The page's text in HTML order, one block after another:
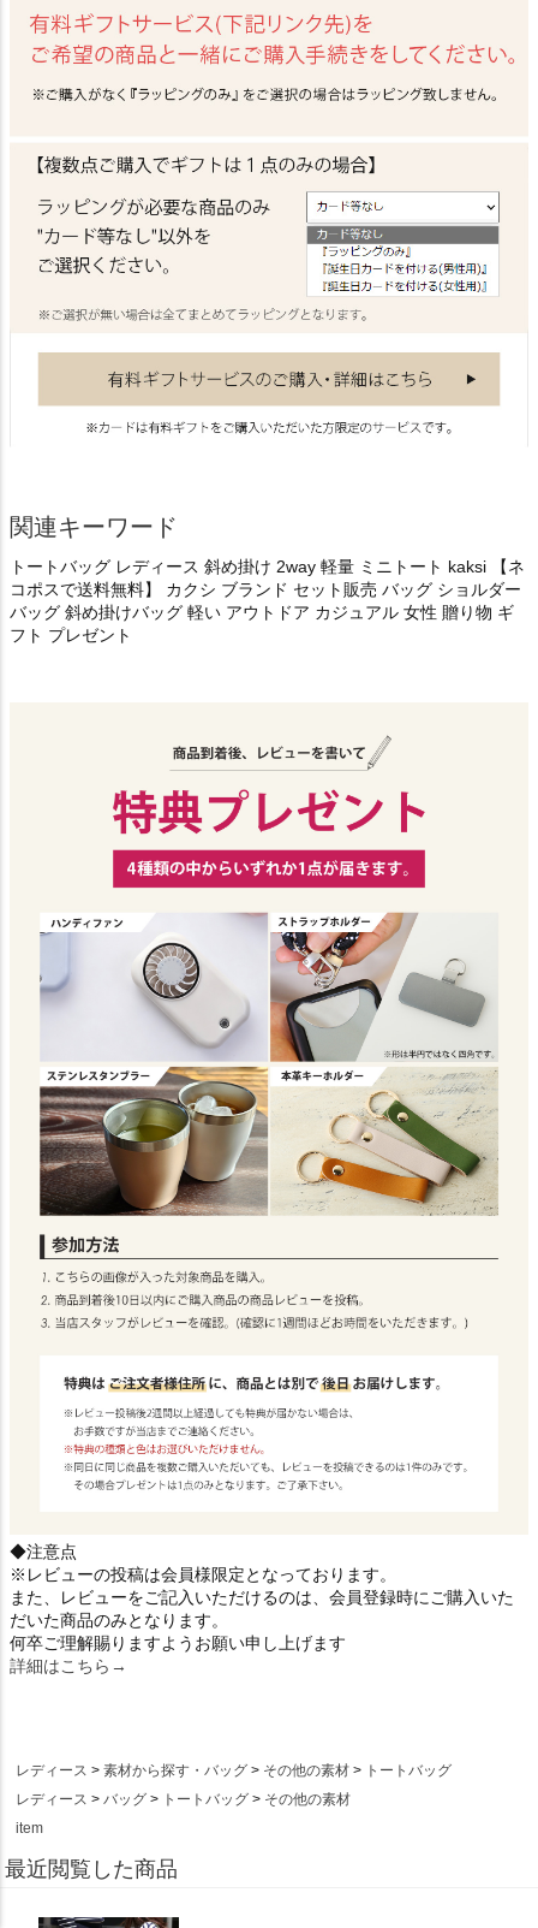
関連キーワード
トートバッグ レディース 斜め掛け 2way 軽量 ミニトート kaksi 【ネ
コポスで送料無料】 カクシ ブランド セット販売 バッグ ショルダー
バッグ 斜め掛けバッグ 軽い アウトドア カジュアル 女性 贈り物 ギ
フト プレゼント
◆注意点
※レビューの投稿は会員様限定となっております。
また、レビューをご記入いただけるのは、会員登録時にご購入いた
だいた商品のみとなります。
何卒ご理解賜りますようお願い申し上げます
詳細はこちら→
レディース 素材から探す・バッグ その他の素材
トートバッグ
レディース
バッグ トートバッグ
その他の素材
item
最近閲覧した商品